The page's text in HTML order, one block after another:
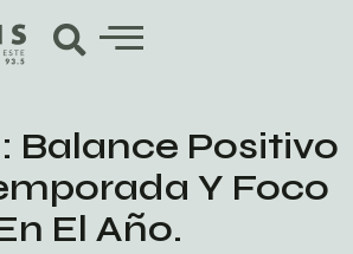
Balance Positivo
Y Foco
El Año.